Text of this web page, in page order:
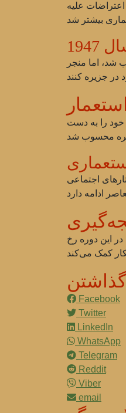
استعمار با گذشت زمان افزایش یافت و ساکنان محلی شروع به سازماندهی برای مبارزه برای حقوق و استقلال خود کردند. در اوایل قرن 20، اعتراضات علیه
شد، اما منجر
1960، ماداگاسکار بالاخره استقلال خود را به دست
اجتماعی
این دوره رخ
Facebook
Twitter
LinkedIn
WhatsApp
Telegram
Reddit
Viber
email